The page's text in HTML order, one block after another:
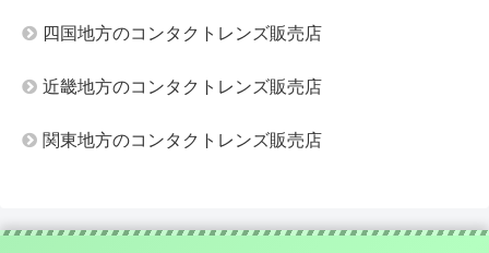
四国地方のコンタクトレンズ販売店
近畿地方のコンタクトレンズ販売店
関東地方のコンタクトレンズ販売店